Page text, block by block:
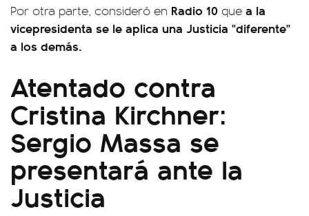
Por otra parte, consideró en Radio 10 que a la
vicepresidenta se le aplica una Justicia "diferente"
a los demás.
Atentado contra
Cristina Kirchner:
Sergio Massa se
presentará ante la
Justicia